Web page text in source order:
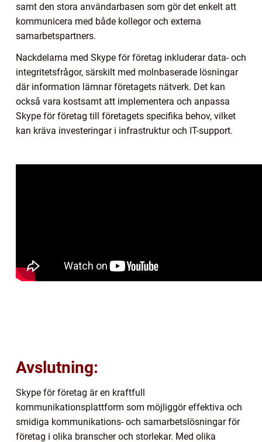
samt den stora användarbasen som gör det enkelt att
kommunicera med både kollegor och externa
samarbetspartners.
Nackdelarna med Skype för företag inkluderar data- och
integritetsfrågor, särskilt med molnbaserade lösningar
där information lämnar företagets nätverk. Det kan
också vara kostsamt att implementera och anpassa
Skype för företag till företagets specifika behov, vilket
kan kräva investeringar i infrastruktur och IT-support.
Avslutning:
Skype för företag är en kraftfull
kommunikationsplattform som möjliggör effektiva och
smidiga kommunikations- och samarbetslösningar för
företag i olika branscher och storlekar. Med olika